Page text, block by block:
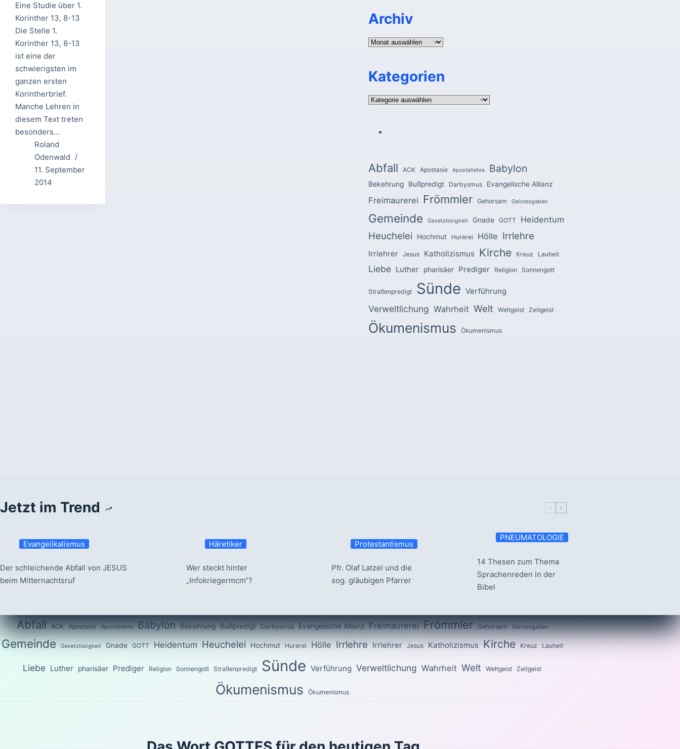
Eine Studie über 1.
Korinther 13, 8-13
Die Stelle 1.
Korinther 13, 8-13
ist eine der
schwierigsten im
ganzen ersten
Korintherbrief.
Manche Lehren in
diesem Text treten
besonders…
Roland
Odenwald
11. September
2014
Archiv
Archiv
Kategorien
Kategorien
Abfall ACK Apostasie Apostellehre Babylon
Bekehrung Bußpredigt Darbysmus Evangelische Allianz
Freimaurerei Frömmler Gehorsam Geistesgaben
Gemeinde Gesetzlosigkeit Gnade GOTT Heidentum
Heuchelei Hochmut Hurerei Hölle Irrlehre
Irrlehrer Jesus Katholizismus Kirche Kreuz Lauheit
Liebe Luther pharisäer Prediger Religion Sonnengott
Straßenpredigt Sünde Verführung
Verweltlichung Wahrheit Welt Weltgeist Zeitgeist
Ökumenismus Ökumenismus
Jetzt im Trend
Evangelikalismus
Der schleichende Abfall von JESUS
beim Mitternachtsruf
Häretiker
Wer steckt hinter
„Infokriegermcm“?
Protestantismus
Pfr. Olaf Latzel und die
sog. gläubigen Pfarrer
PNEUMATOLOGIE
14 Thesen zum Thema
Sprachenreden in der
Bibel
Abfall ACK Apostasie Apostellehre Babylon Bekehrung Bußpredigt Darbysmus Evangelische Allianz Freimaurerei Frömmler Gehorsam Geistesgaben
Gemeinde Gesetzlosigkeit Gnade GOTT Heidentum Heuchelei Hochmut Hurerei Hölle Irrlehre Irrlehrer Jesus Katholizismus Kirche Kreuz Lauheit
Liebe Luther pharisäer Prediger Religion Sonnengott Straßenpredigt Sünde Verführung Verweltlichung Wahrheit Welt Weltgeist Zeitgeist
Ökumenismus Ökumenismus